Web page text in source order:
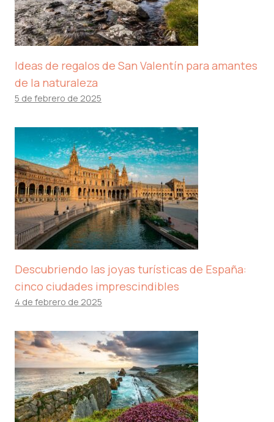
Ideas de regalos de San Valentín para amantes
de la naturaleza
5 de febrero de 2025
Descubriendo las joyas turísticas de España:
cinco ciudades imprescindibles
4 de febrero de 2025